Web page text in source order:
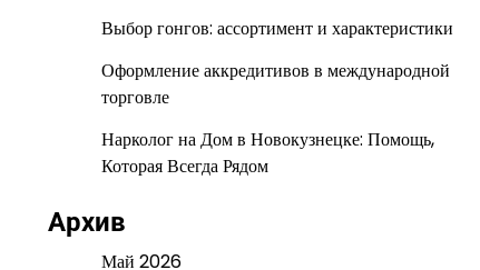
Выбор гонгов: ассортимент и характеристики
Оформление аккредитивов в международной
торговле
Нарколог на Дом в Новокузнецке: Помощь,
Которая Всегда Рядом
Архив
Май 2026